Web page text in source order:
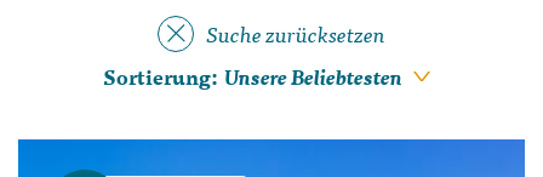
Suche zurücksetzen
Sortierung: